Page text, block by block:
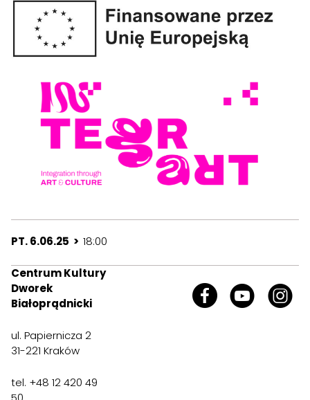
PT. 6.06.25 > 18:00
Centrum Kultury
Dworek
Białoprądnicki
ul. Papiernicza 2
31-221 Kraków
tel. +48 12 420 49